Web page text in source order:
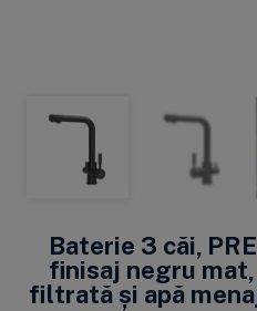
Baterie 3 căi,
finisaj negru
filtrată și apă